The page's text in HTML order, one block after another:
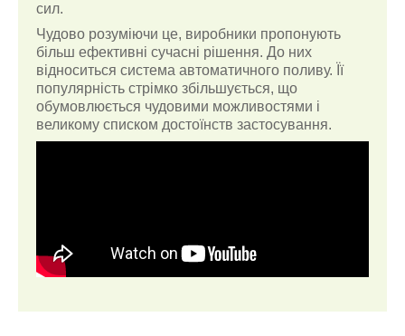
сил.
Чудово розуміючи це, виробники пропонують
більш ефективні сучасні рішення. До них
відноситься система автоматичного поливу. Її
популярність стрімко збільшується, що
обумовлюється чудовими можливостями і
великому списком достоїнств застосування.